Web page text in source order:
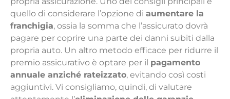
quello di considerare l’opzione di aumentare la
franchigia, ossia la somma che l’assicurato dovrà
pagare per coprire una parte dei danni subiti dalla
propria auto. Un altro metodo efficace per ridurre il
premio assicurativo è optare per il pagamento
annuale anziché rateizzato, evitando così costi
aggiuntivi. Vi consigliamo, quindi, di valutare